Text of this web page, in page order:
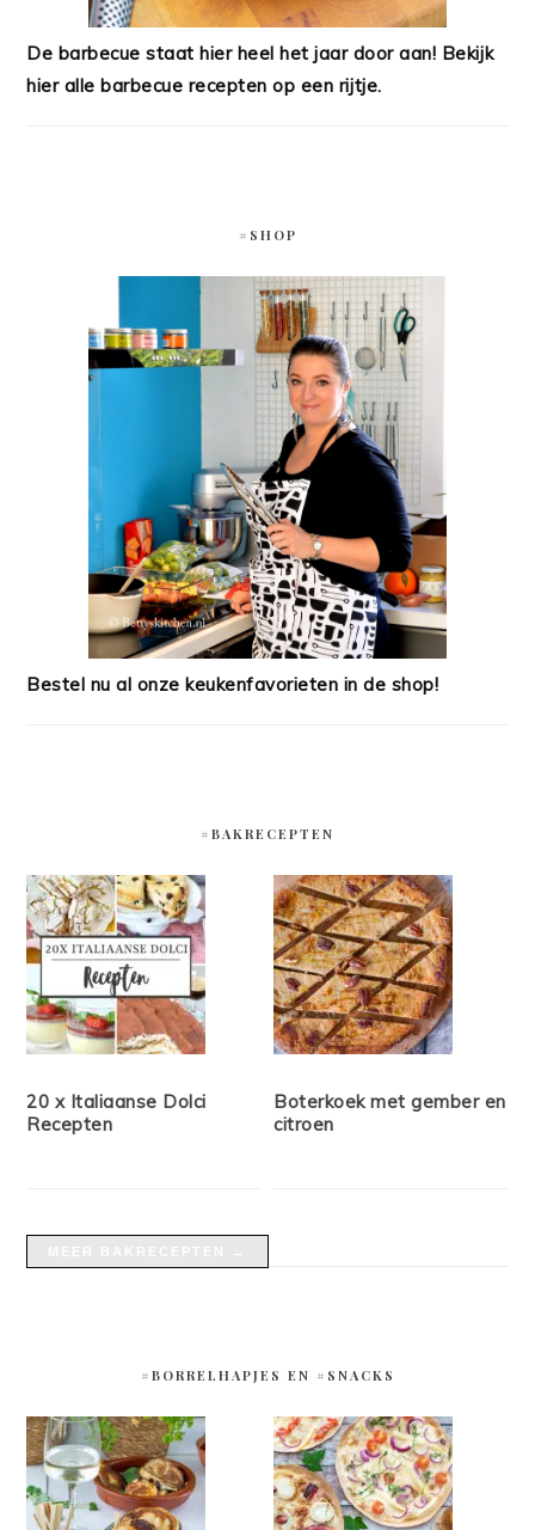
De barbecue staat hier heel het jaar door aan! Bekijk
hier alle barbecue recepten op een rijtje.
#SHOP
Bestel nu al onze keukenfavorieten in de shop!
#BAKRECEPTEN
20 x Italiaanse Dolci
Recepten
Boterkoek met gember en
citroen
#BORRELHAPJES EN #SNACKS